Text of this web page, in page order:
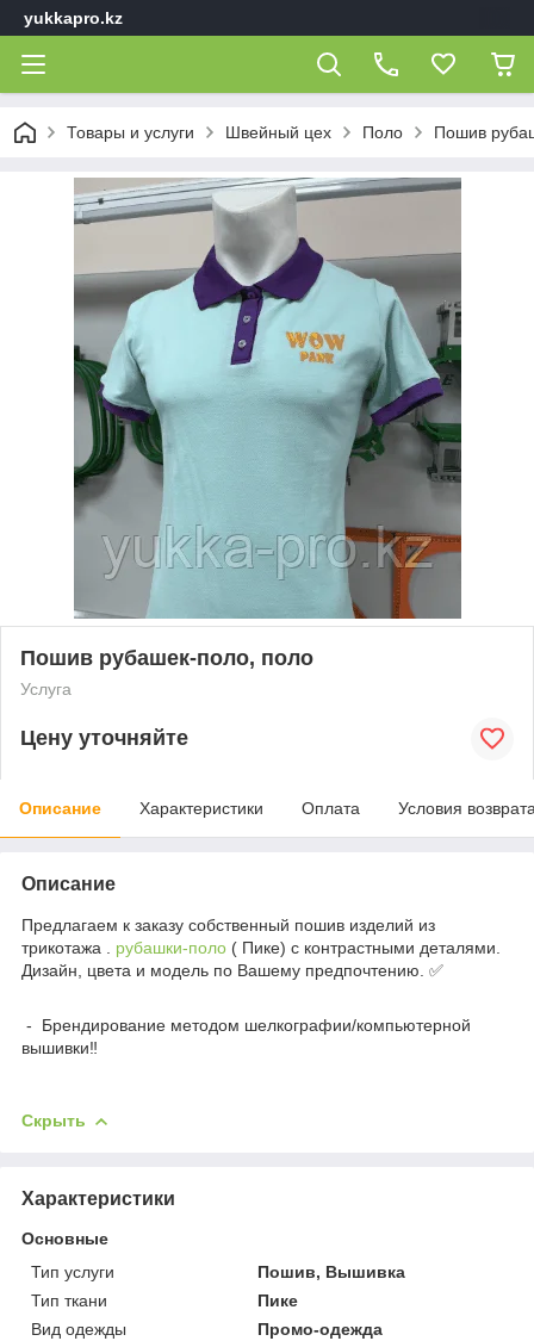
yukkapro.kz
Товары и услуги Швейный цех Поло Пошив
Пошив рубашек-поло, поло
Услуга
Цену уточняйте
Описание Характеристики Оплата Условия
Описание
Предлагаем к заказу собственный пошив изделий из
трикотажа . рубашки-поло ( Пике) с контрастными деталями.
Дизайн, цвета и модель по Вашему предпочтению. ✅
- Брендирование методом шелкографии/компьютерной
вышивки‼️
Скрыть
Характеристики
Основные
Тип услуги
Пошив, Вышивка
Тип ткани
Пике
Вид одежды
Промо-одежда